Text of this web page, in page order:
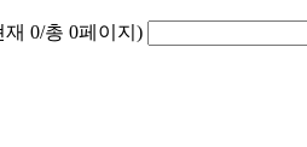
재 0/총 0페이지)